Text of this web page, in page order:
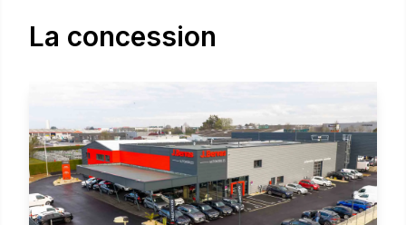
La concession